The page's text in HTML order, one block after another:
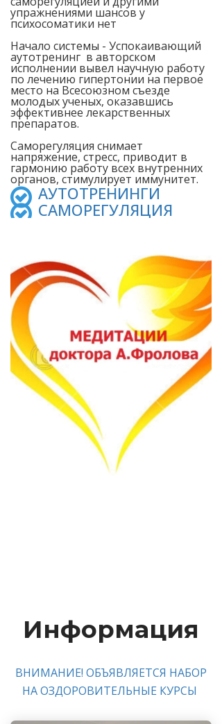
упражнениями шансов у
психосоматики нет
Начало системы - Успокаивающий
аутотренинг в авторском
исполнении вывел научную работу
по лечению гипертонии на первое
место на Всесоюзном съезде
молодых ученых, оказавшись
эффективнее лекарственных
препаратов.
Саморегуляция снимает
напряжение, стресс, приводит в
гармонию работу всех внутренних
органов, стимулирует иммунитет.
АУТОТРЕНИНГИ
САМОРЕГУЛЯЦИЯ
Информация
ВНИМАНИЕ! ОБЪЯВЛЯЕТСЯ НАБОР
НА ОЗДОРОВИТЕЛЬНЫЕ КУРСЫ